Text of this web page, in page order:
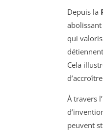
Depuis la
abolissant
qui
Cela
À travers
peuvent